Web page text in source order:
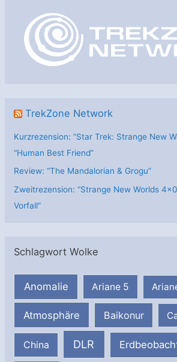
TrekZone Network
Kurzrezension: “Star Trek: Strange New
“Human Best Friend”
Review: “The Mandalorian & Grogu”
Zweitrezension: “Strange New Worlds
Vorfall”
Schlagwort Wolke
Anomalie Ariane 5
Atmosphäre Baikonur
China DLR